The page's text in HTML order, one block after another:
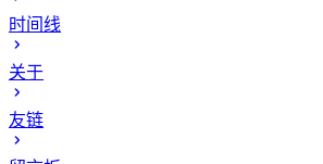
时间线
关于
友链